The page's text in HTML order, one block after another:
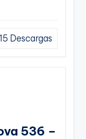
Descargas
536 –